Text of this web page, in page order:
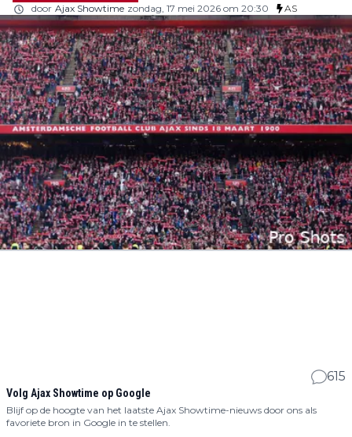
door Ajax Showtime zondag, 17 mei 2026 om 20:30 AS
615
Volg Ajax Showtime op Google
Blijf op de hoogte van het laatste Ajax Showtime-nieuws door ons als
favoriete bron in Google in te stellen.